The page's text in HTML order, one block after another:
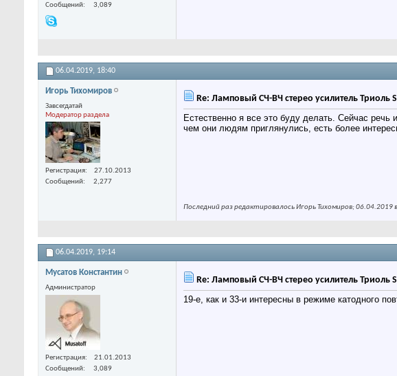
Сообщений
3,089
06.04.2019, 18:40
Игорь Тихомиров
Завсегдатай
Модератор раздела
Регистрация
27.10.2013
Сообщений
2,277
Re: Ламповый СЧ-ВЧ стерео усилитель Триоль
Естественно я все это буду делать. Сейчас
чем они людям приглянулись, есть более
Последний раз редактировалось Игорь Тихомиров; 06.04.2019 в
06.04.2019, 19:14
Мусатов Константин
Администратор
Регистрация
21.01.2013
Сообщений
3,089
Re: Ламповый СЧ-ВЧ стерео усилитель Триоль
19-е, как и 33-и интересны в режиме катодного